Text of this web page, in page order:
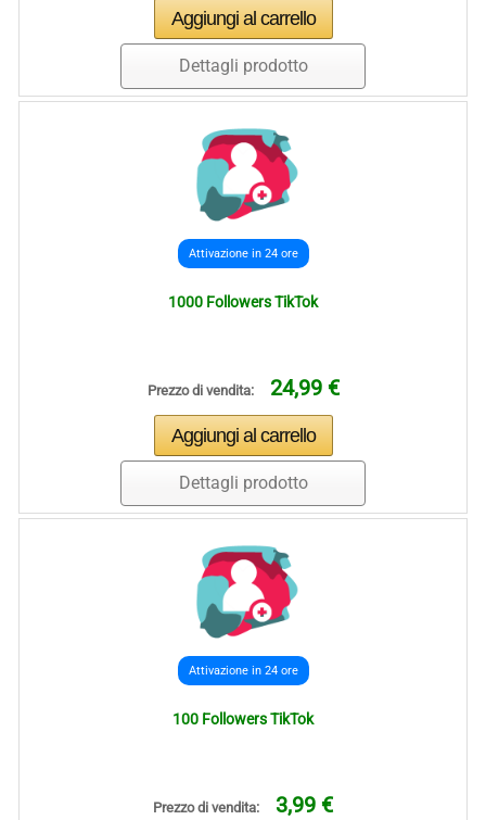
Dettagli prodotto
Attivazione in 24 ore
1000 Followers TikTok
Prezzo di vendita: 24,99 €
Dettagli prodotto
Attivazione in 24 ore
100 Followers TikTok
Prezzo di vendita: 3,99 €